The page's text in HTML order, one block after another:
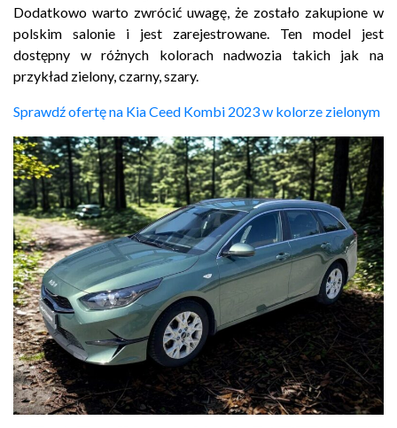
Dodatkowo warto zwrócić uwagę, że zostało zakupione w
polskim salonie i jest zarejestrowane. Ten model jest
dostępny w różnych kolorach nadwozia takich jak na
przykład zielony, czarny, szary.
Sprawdź ofertę na Kia Ceed Kombi 2023 w kolorze zielonym